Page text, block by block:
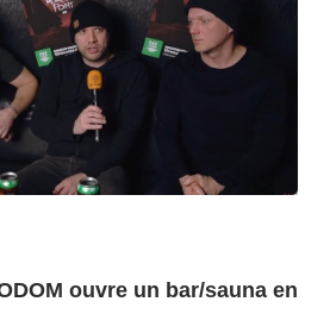
ouvre un bar/sauna en